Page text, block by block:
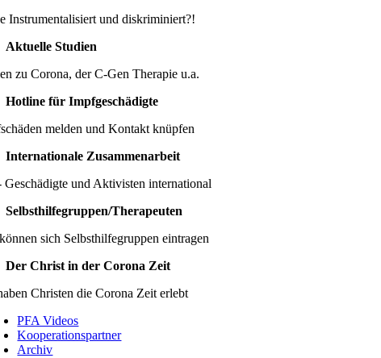
Instrumentalisiert und diskriminiert?!
Aktuelle Studien
zu Corona, der C-Gen Therapie u.a.
Hotline für Impfgeschädigte
melden und Kontakt knüpfen
Internationale Zusammenarbeit
Geschädigte und Aktivisten international
Selbsthilfegruppen/Therapeuten
sich Selbsthilfegruppen eintragen
Der Christ in der Corona Zeit
Christen die Corona Zeit erlebt
PFA Videos
Kooperationspartner
Archiv